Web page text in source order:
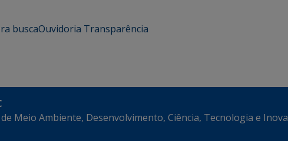
buscaOuvidoria Transparência
Meio Ambiente, Desenvolvimento, Ciência, Tecnologia e